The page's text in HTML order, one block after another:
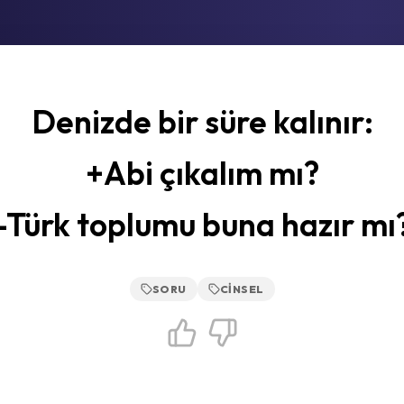
Denizde bir süre kalınır:
+Abi çıkalım mı?
toplumu buna hazır
SORU CINSEL